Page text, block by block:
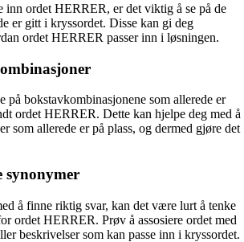
inn ordet HERRER, er det viktig å se på de
er gitt i kryssordet. Disse kan gi deg
ordet HERRER passer inn i løsningen.
på bokstavkombinasjonene som allerede er
ordet HERRER. Dette kan hjelpe deg med å
som allerede er på plass, og dermed gjøre det
synonymer
å finne riktig svar, kan det være lurt å tenke
ordet HERRER. Prøv å assosiere ordet med
beskrivelser som kan passe inn i kryssordet.